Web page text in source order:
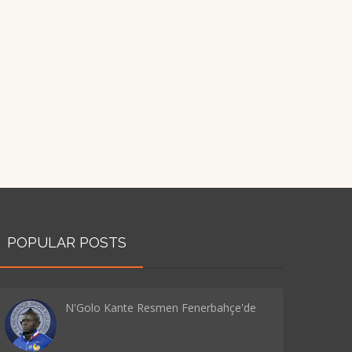
POPULAR POSTS
N'Golo Kante Resmen Fenerbahçe'de